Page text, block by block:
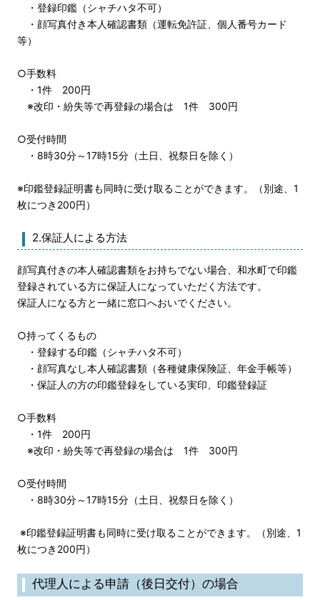
・登録印鑑（シャチハタ不可）
・顔写真付き本人確認書類（運転免許証、個人番号カード
等）
○手数料
・1件 200円
※改印・紛失等で再登録の場合は 1件 300円
○受付時間
・8時30分～17時15分（土日、祝祭日を除く）
※印鑑登録証明書も同時に受け取ることができます。（別途、1
枚につき200円）
2.保証人による方法
顔写真付きの本人確認書類をお持ちでない場合、和水町で印鑑
登録されている方に保証人になっていただく方法です。
保証人になる方と一緒に窓口へおいでください。
○持ってくるもの
・登録する印鑑（シャチハタ不可）
・顔写真なし本人確認書類（各種健康保険証、年金手帳等）
・保証人の方の印鑑登録をしている実印、印鑑登録証
○手数料
・1件 200円
※改印・紛失等で再登録の場合は 1件 300円
○受付時間
・8時30分～17時15分（土日、祝祭日を除く）
※印鑑登録証明書も同時に受け取ることができます。（別途、1
枚につき200円）
代理人による申請（後日交付）の場合